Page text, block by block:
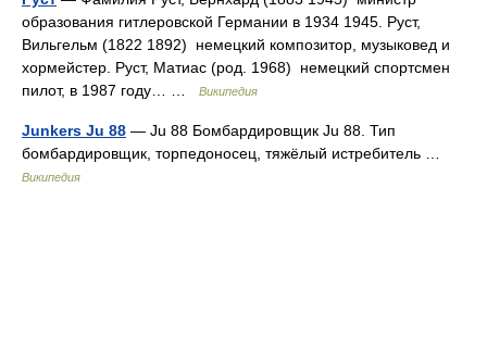
образования гитлеровской Германии в 1934 1945. Руст,
Вильгельм (1822 1892) немецкий композитор, музыковед и
хормейстер. Руст, Матиас (род. 1968) немецкий спортсмен
пилот, в 1987 году… …
Википедия
Junkers Ju 88 — Ju 88 Бомбардировщик Ju 88. Тип
бомбардировщик, торпедоносец, тяжёлый истребитель …
Википедия